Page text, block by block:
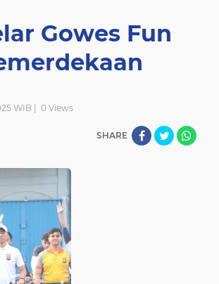
Gowes Fun
WIB | 0Views
SHARE